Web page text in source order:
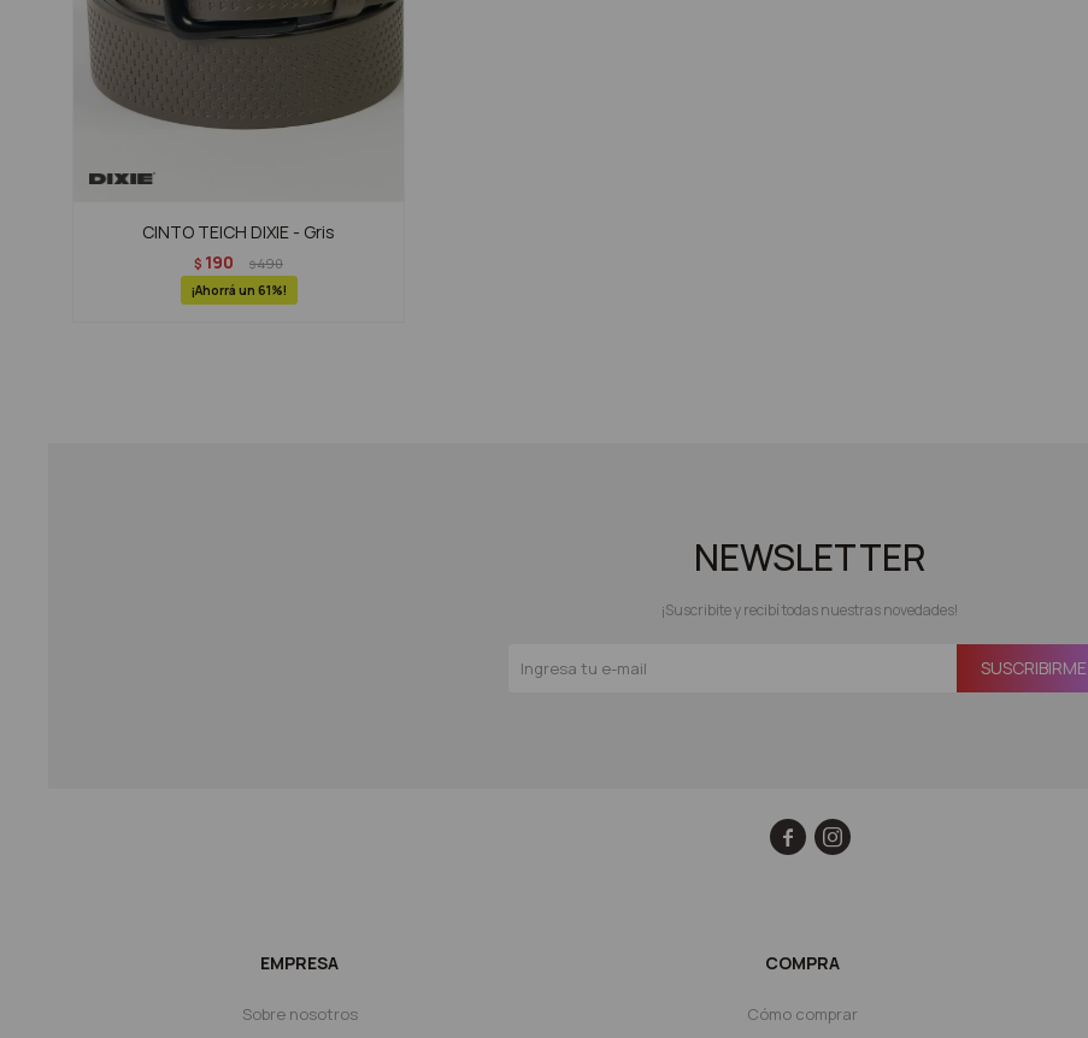
CINTO TEICH DIXIE - Gris
$ 190 $490
61
EMPRESA
Sobre nosotros
COMPRA
Cómo comprar
NEWSLETTER
¡Suscribite y recibí todas nuestras novedades!
SUSCRIBIRME
 